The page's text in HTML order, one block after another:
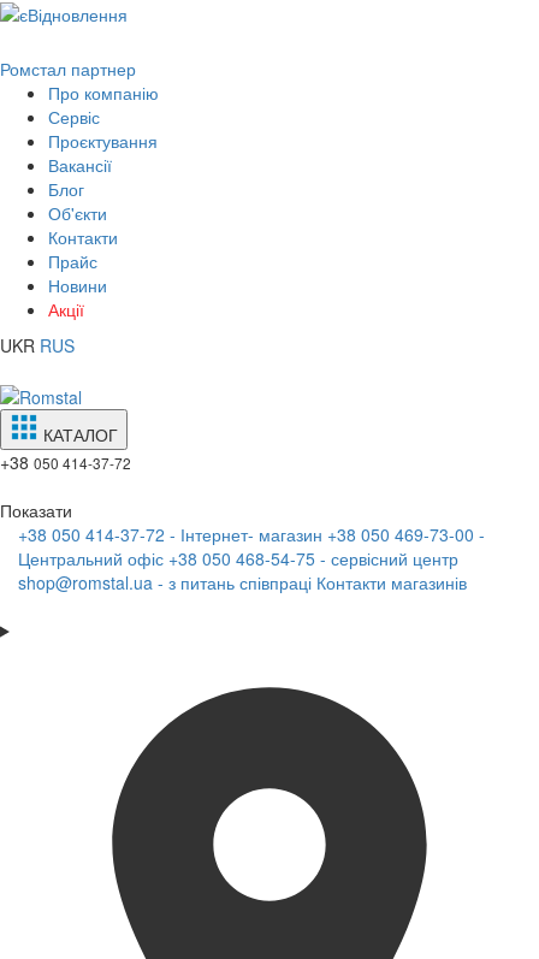
Ромстал партнер
Про компанію
Сервіс
Проєктування
Вакансії
Блог
Об'єкти
Контакти
Прайс
Новини
Акції
UKR RUS
КАТАЛОГ
+38 050 414-37-72
Показати
+38 050 414-37-72 - Інтернет- магазин +38 050 469-73-00 -
Центральний офіс +38 050 468-54-75 - сервісний центр
shop@romstal.ua - з питань співпраці Контакти магазинів